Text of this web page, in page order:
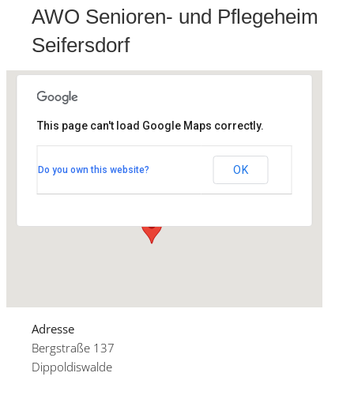
AWO Senioren- und Pflegeheim
Seifersdorf
AWO Senioren- und Pflegeheim
Seifersdorf
Bergstraße 137 - Dippoldiswalde
This page can't load Google Maps correctly.
Do you own this website? OK
Adresse
Bergstraße 137
Dippoldiswalde